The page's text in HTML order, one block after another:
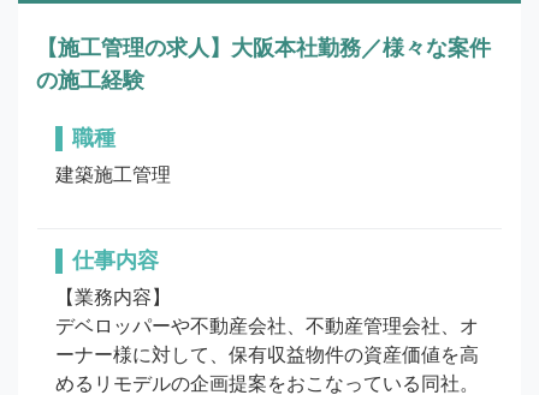
【施工管理の求人】大阪本社勤務／様々な案件
の施工経験
職種
建築施工管理
仕事内容
【業務内容】
デベロッパーや不動産会社、不動産管理会社、オ
ーナー様に対して、保有収益物件の資産価値を高
めるリモデルの企画提案をおこなっている同社。